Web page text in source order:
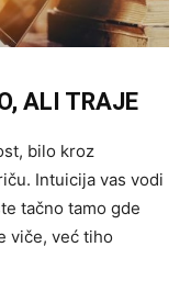
ALI TRAJE
bilo kroz
Intuicija vas vodi
tačno tamo gde
viče, već tiho